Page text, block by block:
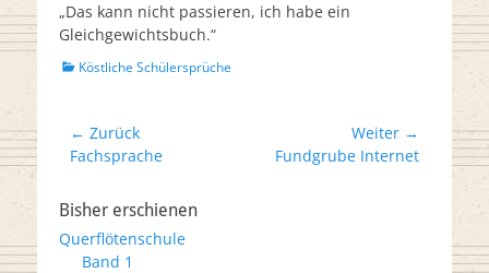
„Das kann nicht passieren, ich habe ein
Gleichgewichtsbuch.“
Kategorien
Köstliche Schülersprüche
Beitrags-
Navigation
← Zurück
Vorheriger
Fachsprache
Weiter →
Nächster
Fundgrube Internet
Bisher erschienen
Querflötenschule
Band 1